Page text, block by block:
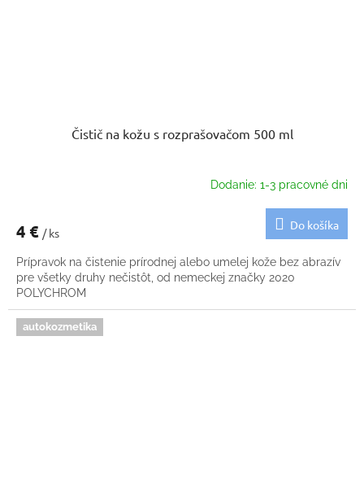
Čistič na kožu s rozprašovačom 500 ml
Dodanie: 1-3 pracovné dni
4 € / ks
Do košíka
Prípravok na čistenie prírodnej alebo umelej kože bez abrazív
pre všetky druhy nečistôt, od nemeckej značky 2020
POLYCHROM
autokozmetika